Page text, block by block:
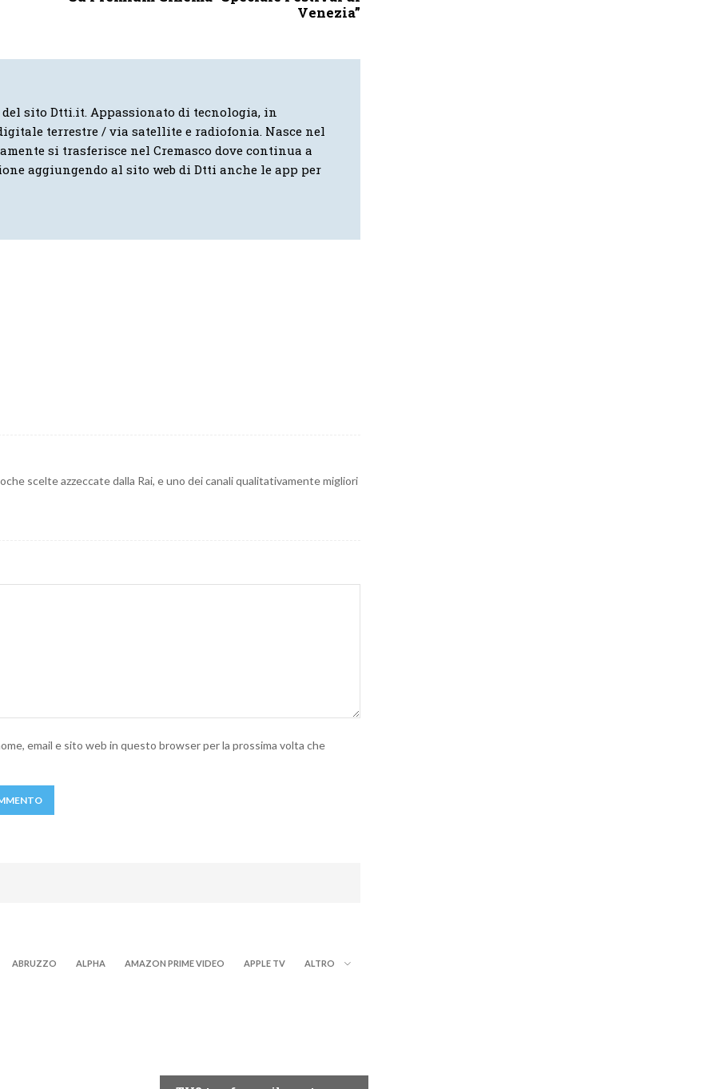
Venezia”
sito Dtti.it. Appassionato di tecnologia, in
terrestre / via satellite e radiofonia. Nasce nel
si trasferisce nel Cremasco dove continua a
aggiungendo al sito web di Dtti anche le app per
scelte azzeccate dalla Rai, e uno dei canali qualitativamente migliori
email e sito web in questo browser per la prossima volta che
ABRUZZO ALPHA AMAZON PRIME VIDEO APPLE TV ALTRO